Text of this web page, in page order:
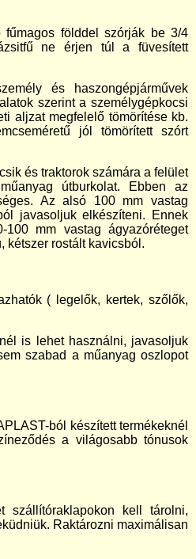
földdel szórják be 3/4
ne érjen túl a füvesített
és haszongépjárművek
szerint a személygépkocsi
aljzat megfelelő tömörítése kb.
jól tömörített szórt
és traktorok számára a felület
útburkolat. Ebben az
Az alsó 100 mm vastag
javasoljuk elkészíteni. Ennek
mm vastag ágyazóréteget
kétszer rostált kavicsból.
( legelők, kertek, szőlők,
is lehet használni, javasoljuk
szabad a műanyag oszlopot
ból készített termékeknél
a világosabb tónusok
szállítóraklapokon kell tárolni,
Raktározni maximálisan